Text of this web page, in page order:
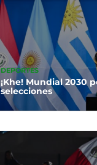
DEPORTES
¡Khe! Mundial 2030
selecciones